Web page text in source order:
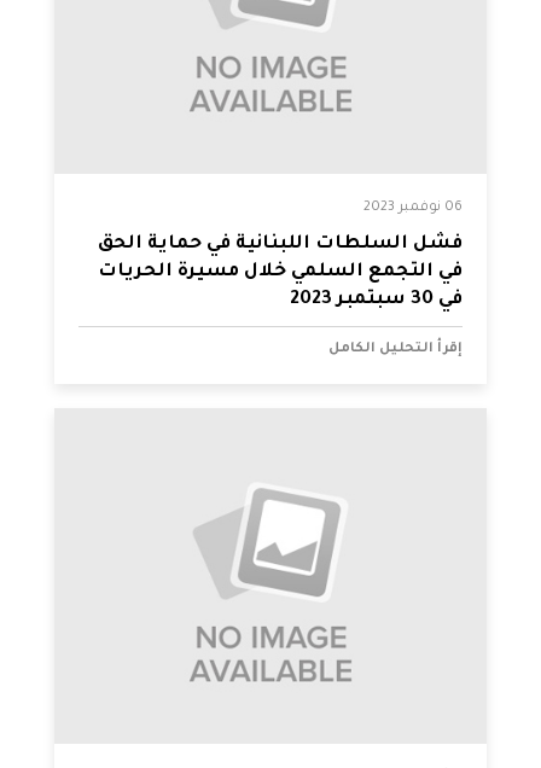
06 نوفمبر 2023
فشل السلطات اللبنانية في حماية الحق
في التجمع السلمي خلال مسيرة الحريات
في 30 سبتمبر 2023
إقرأ التحليل الكامل